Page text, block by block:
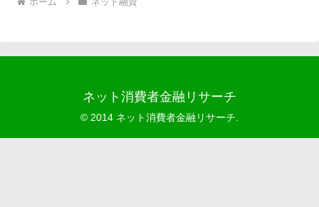
ネット消費者金融リサーチ
© 2014 ネット消費者金融リサーチ.